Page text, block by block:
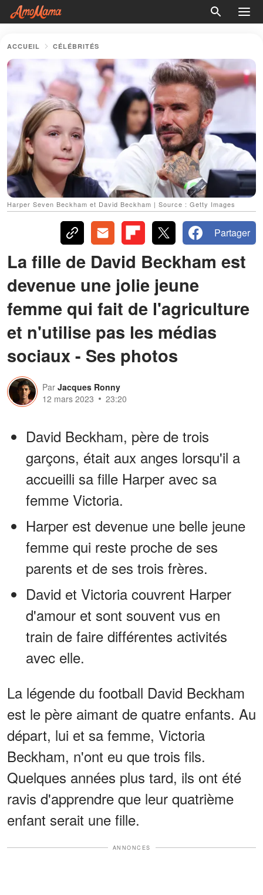
ACCUEIL CÉLÉBRITÉS
Harper Seven Beckham et David Beckham | Source : Getty Images
Partager
La fille de David Beckham est
devenue une jolie jeune
femme qui fait de l'agriculture
et n'utilise pas les médias
sociaux - Ses photos
Par Jacques Ronny
12 mars 2023
23:20
David Beckham, père de trois
garçons, était aux anges lorsqu'il a
accueilli sa fille Harper avec sa
femme Victoria.
Harper est devenue une belle jeune
femme qui reste proche de ses
parents et de ses trois frères.
David et Victoria couvrent Harper
d'amour et sont souvent vus en
train de faire différentes activités
avec elle.
La légende du football David Beckham
est le père aimant de quatre enfants. Au
départ, lui et sa femme, Victoria
Beckham, n'ont eu que trois fils.
Quelques années plus tard, ils ont été
ravis d'apprendre que leur quatrième
enfant serait une fille.
ANNONCES